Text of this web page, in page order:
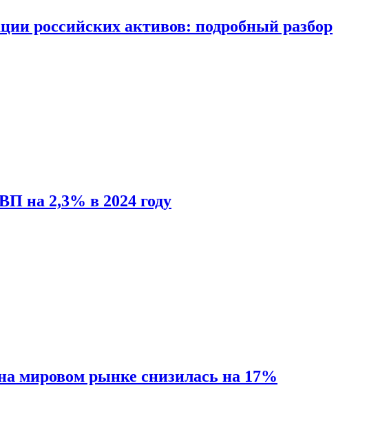
российских активов: подробный разбор
на 2,3% в 2024 году
мировом рынке снизилась на 17%